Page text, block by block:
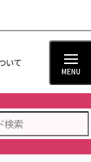
いて
MENU